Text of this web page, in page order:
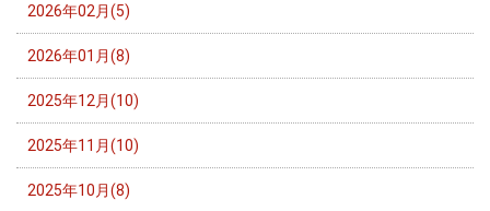
2026年02月(5)
2026年01月(8)
2025年12月(10)
2025年11月(10)
2025年10月(8)